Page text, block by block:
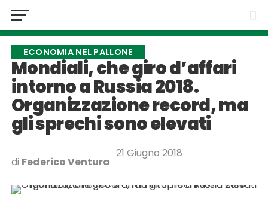
ECONOMIA NEL PALLONE
Mondiali, che giro d’affari
intorno a Russia 2018.
Organizzazione record, ma
gli sprechi sono elevati
di Federico Ventura
21 Giugno 2018